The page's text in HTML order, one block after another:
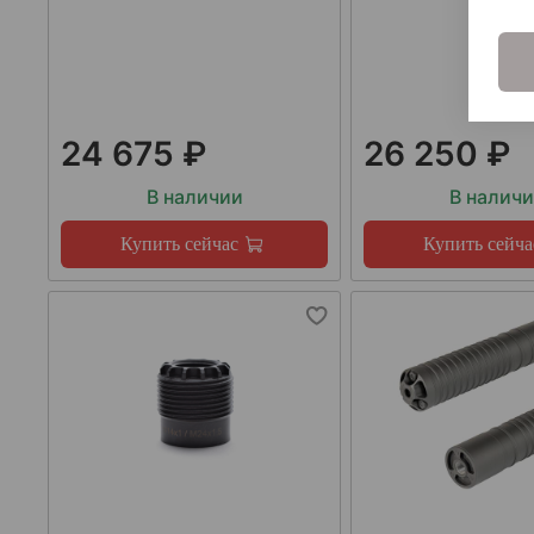
24 675 ₽
В наличии
Купить сейчас
26 250 ₽
В
Купить